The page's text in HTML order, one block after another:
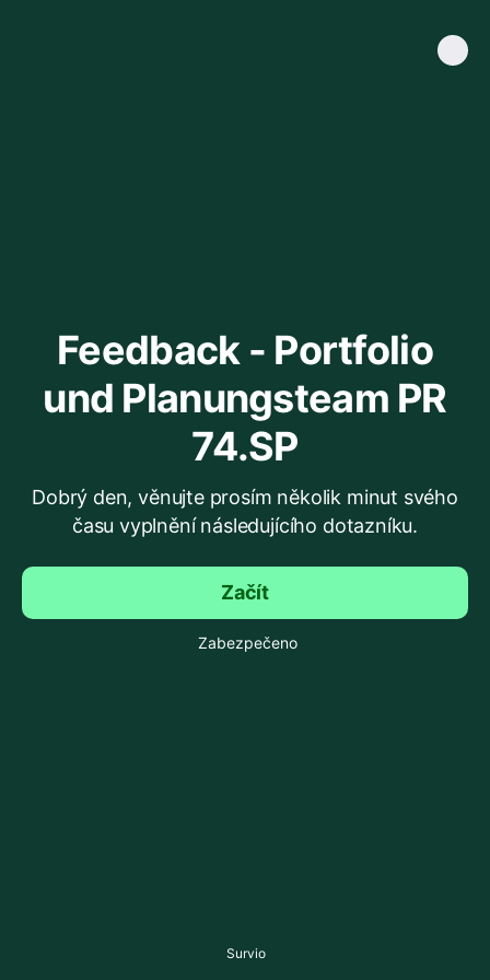
Feedback - Portfolio
und Planungsteam PR
74.SP
Dobrý den, věnujte prosím několik minut svého
času vyplnění následujícího dotazníku.
Začít
Zabezpečeno
Survio